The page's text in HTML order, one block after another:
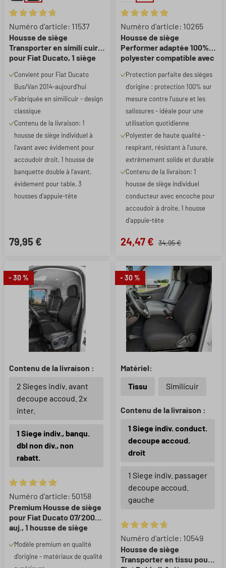
Note moyenne de 4.82 sur 5 étoiles
Numéro d'article: 11537
Housse de siège
Transporter en simili cuir
pour Fiat Ducato, 1 siège
(évidement accoudoir
droit) & banquette double
Convient pour Fiat Ducato
Bus/Van 2014-aujourd'hui
Fabriquée en similicuir - design
classique
Contenu de la livraison: 1
housse de siège individuel à
l'avant avec évidement pour
accoudoir droit, 1 housse de
banquette double à l'avant,
évidement pour table, 3
housses d'appuie-tête
79,95 €
Note moyenne de 5 sur 5
Numéro d'article: 10265
Housse de siège
Performer adaptée 100%
polyester compatible avec
Ducato, Peugeot Boxer, 1
housse de siège individuel
conducteur
Protection parfaite des sièges
d'origine : protection 100% sur
mesure contre l'usure et les
salissures - idéale pour une
utilisation quotidienne
Polyester de haute qualité -
respirant, résistant à l'usure,
extrêmement solide et durable
Contenu de la livraison: 1
housse de siège individuel
conducteur avec encoche pour
accoudoir à droite, 1 housse
d'appuie-tête
24,47 € 34,95 €
- 30 %
Contenu de la livraison :
2 Sieges indiv. avant
decoupe accoud. 2x
inter.
1 Siege indiv., banqu.
dbl non div., non
rabatt.
Note moyenne de 5 sur 5 étoiles
Numéro d'article: 50158
Premium Housse de siège
pour Fiat Ducato 07/2006-
auj., 1 housse de siège
d'accoudoir, 1 couverture
de banc double
Modèle premium en qualité
d'origine - matériaux de qualité
- 30 %
Matériel:
Tissu
Similicuir
Contenu de la livraison :
1 Siege indiv. conduct.
decoupe accoud.
droit
1 Siege indiv. passager
decoupe accoud.
gauche
Note moyenne de 4.75 sur 5
Numéro d'article: 10549
Housse de siège
Transporter en tissu pour